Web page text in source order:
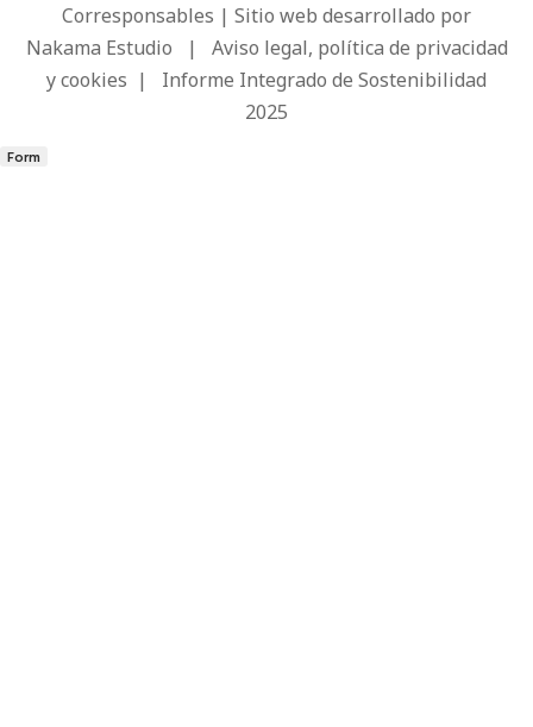
Corresponsables | Sitio web desarrollado por
Nakama Estudio | Aviso legal, política de privacidad
y cookies | Informe Integrado de Sostenibilidad
2025
Form